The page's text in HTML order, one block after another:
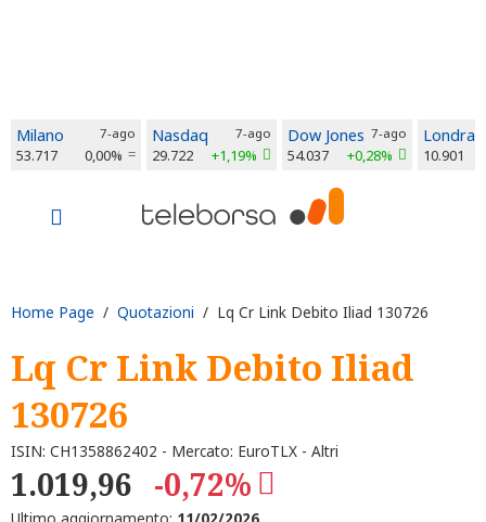
Milano 7-ago
53.717 0,00%
Nasdaq 7-ago
29.722 +1,19%
Dow Jones 7-ago
54.037 +0,28%
Londra
10.901
Home Page / Quotazioni / Lq Cr Link Debito Iliad 130726
Lq Cr Link Debito Iliad
130726
ISIN: CH1358862402 - Mercato: EuroTLX - Altri
1.019,96 -0,72%
Ultimo aggiornamento: 11/02/2026